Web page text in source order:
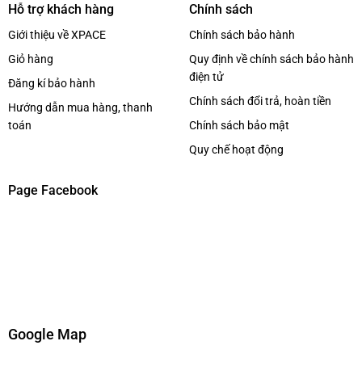
Hỗ trợ khách hàng
Giới thiệu về XPACE
Giỏ hàng
Đăng kí bảo hành
Hướng dẫn mua hàng, thanh
toán
Chính sách
Chính sách bảo hành
Quy định về chính sách bảo hành
điện tử
Chính sách đổi trả, hoàn tiền
Chính sách bảo mật
Quy chế hoạt động
Page Facebook
Google Map